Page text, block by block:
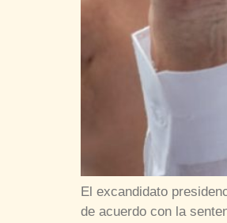
El excandidato
de acuerdo con la